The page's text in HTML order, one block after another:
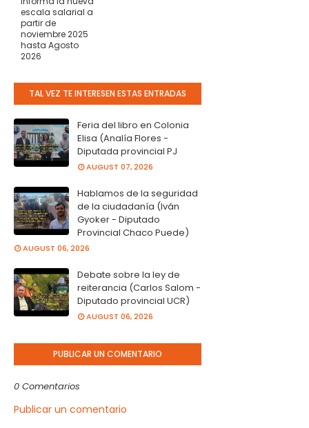
escala salarial a
partir de
noviembre 2025
hasta Agosto
2026
TAL VEZ TE INTERESEN ESTAS ENTRADAS
Feria del libro en Colonia
Elisa (Analía Flores -
Diputada provincial PJ
AUGUST 07, 2026
Hablamos de la seguridad
de la ciudadanía (Iván
Gyoker - Diputado
Provincial Chaco Puede)
AUGUST 06, 2026
Debate sobre la ley de
reiterancia (Carlos Salom -
Diputado provincial UCR)
AUGUST 06, 2026
PUBLICAR UN COMENTARIO
0 Comentarios
Publicar un comentario